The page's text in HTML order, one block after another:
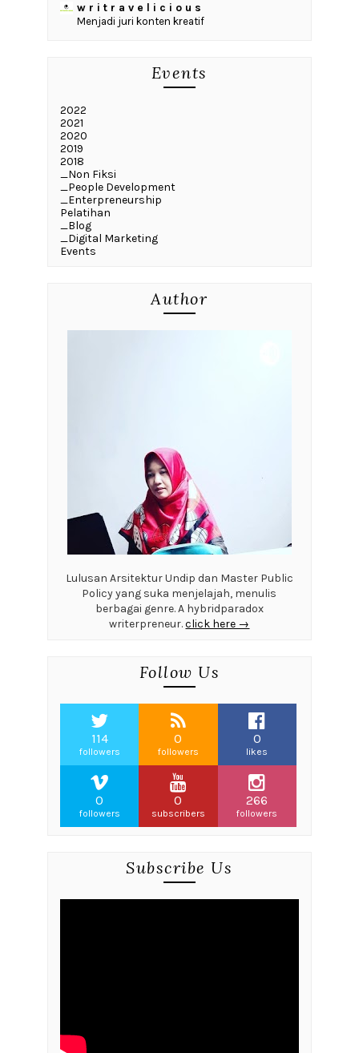
w r i t r a v e l i c i o u s
Menjadi juri konten kreatif
Events
2022
2021
2020
2019
2018
_Non Fiksi
_People Development
_Enterpreneurship
Pelatihan
_Blog
_Digital Marketing
Events
Author
Lulusan Arsitektur Undip dan Master Public
Policy yang suka menjelajah, menulis
berbagai genre. A hybridparadox
writerpreneur.click here →
Follow Us
114
followers
0
followers
0
likes
0
followers
0
subscribers
266
followers
Subscribe Us